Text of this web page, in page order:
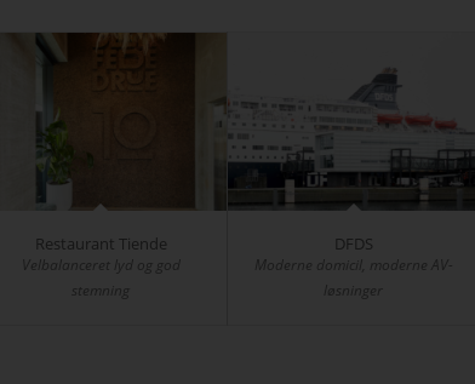
Restaurant Tiende
Velbalanceret lyd og god
stemning
DFDS
Moderne domicil, moderne AV-
løsninger